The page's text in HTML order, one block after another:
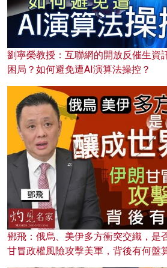
劉寧榮教授：互聯網的開放反催生資
困局？如何避免遭AI演算法操控？
鄧飛：俄烏、美伊多方衝突交織，是
甘冒政權風險攻擊美軍，背後有何盤